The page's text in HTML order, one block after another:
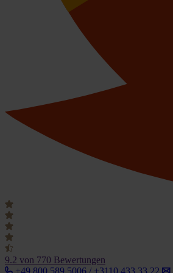
9.2 von 770 Bewertungen
+49 800 589 5006 / +3110 433 33 22